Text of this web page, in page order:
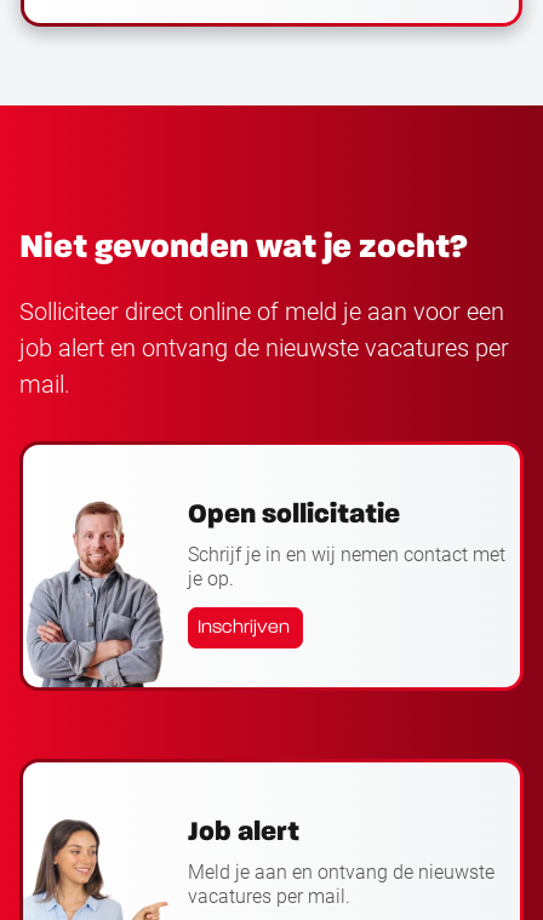
Niet gevonden wat je zocht?
Solliciteer direct online of meld je aan voor een
job alert en ontvang de nieuwste vacatures per
mail.
Open sollicitatie
Schrijf je in en wij nemen contact met
je op.
Inschrijven
Job alert
Meld je aan en ontvang de nieuwste
vacatures per mail.